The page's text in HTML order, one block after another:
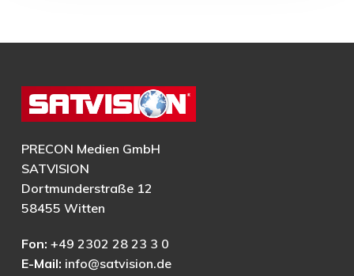
PRECON Medien GmbH
SATVISION
Dortmunderstraße 12
58455 Witten
Fon: +49 2302 28 23 3 0
E-Mail: info@satvision.de